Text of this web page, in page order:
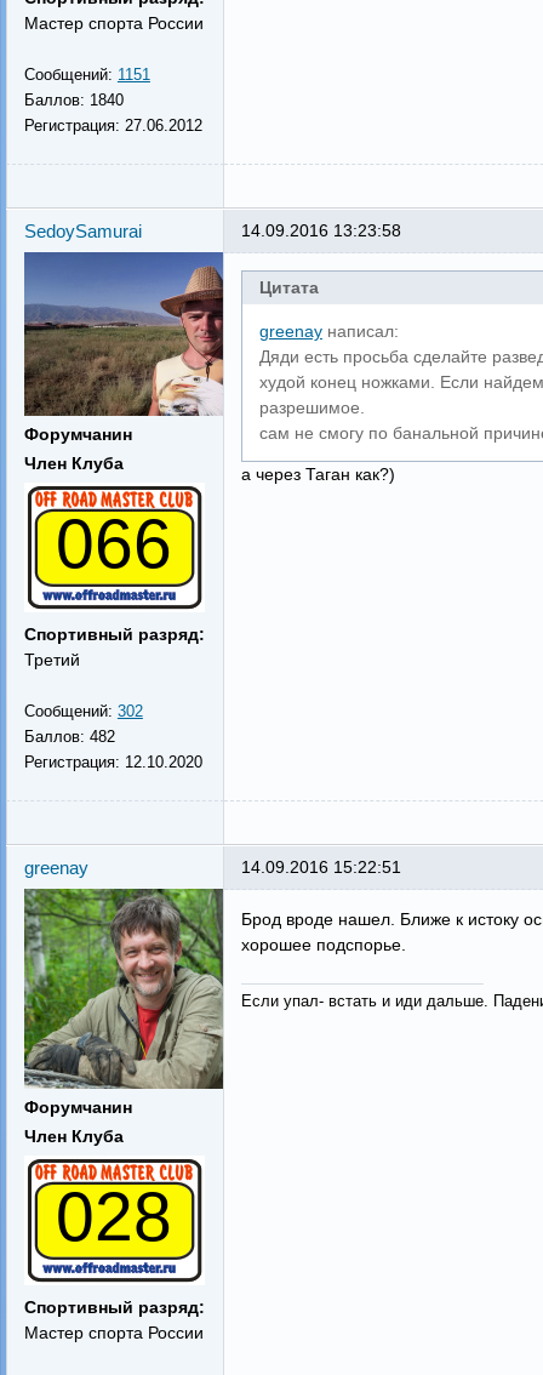
Мастер спорта России
Сообщений: 1151
Баллов: 1840
Регистрация: 27.06.2012
SedoySamurai
Форумчанин
Член Клуба
066
Спортивный разряд:
Третий
Сообщений: 302
Баллов: 482
Регистрация: 12.10.2020
14.09.2016 13:23:58
Цитата
greenayнаписал:
Дяди есть просьба сделайте
худой конец ножками. Если
разрешимое.
сам не смогу по банальной
а через Таган как?)
greenay
Форумчанин
Член Клуба
028
Спортивный разряд:
Мастер спорта России
14.09.2016 15:22:51
Брод вроде нашел. Ближе к истоку
хорошее подспорье.
Если упал- встать и иди дальше.